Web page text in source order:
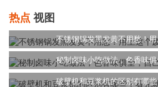
热点 视图
不锈钢锅发黑发黄不用愁！
秘制卤味小吃做法，色香味
破壁机和豆浆机的区别有哪